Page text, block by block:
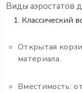
Виды аэростатов
Классический
Открытая
материала.
Вместимость: